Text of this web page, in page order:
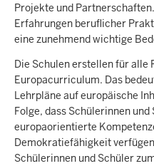
Projekte und
Erfahrungen beruflicher
eine zunehmend wichtige
Die Schulen erstellen für alle
Europacurriculum. Das
Lehrpläne auf europäische
Folge, dass Schülerinnen und
europaorientierte
Demokratiefähigkeit
Schülerinnen und Schüler